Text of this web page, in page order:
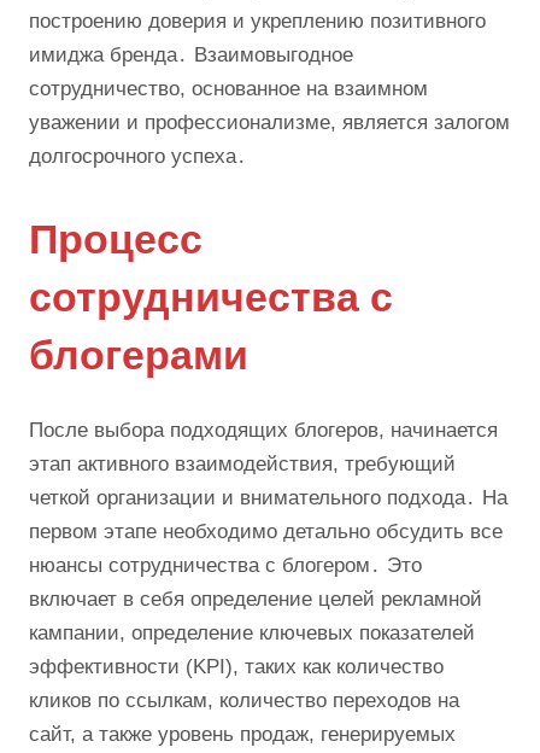
построению доверия и укреплению позитивного
имиджа бренда․ Взаимовыгодное
сотрудничество, основанное на взаимном
уважении и профессионализме, является залогом
долгосрочного успеха․
Процесс
сотрудничества с
блогерами
После выбора подходящих блогеров, начинается
этап активного взаимодействия, требующий
четкой организации и внимательного подхода․ На
первом этапе необходимо детально обсудить все
нюансы сотрудничества с блогером․ Это
включает в себя определение целей рекламной
кампании, определение ключевых показателей
эффективности (KPI), таких как количество
кликов по ссылкам, количество переходов на
сайт, а также уровень продаж, генерируемых